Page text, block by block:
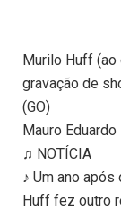
Murilo Huff (ao
gravação de
(GO)
Mauro
♫ NOTÍCIA
♪ Um ano
Huff fez outro